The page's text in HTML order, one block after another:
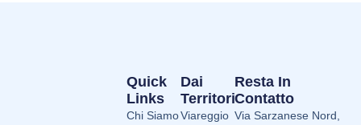
Dai
Territori
Viareggio
Quick
Links
Chi Siamo
Resta In
Contatto
Via Sarzanese Nord,